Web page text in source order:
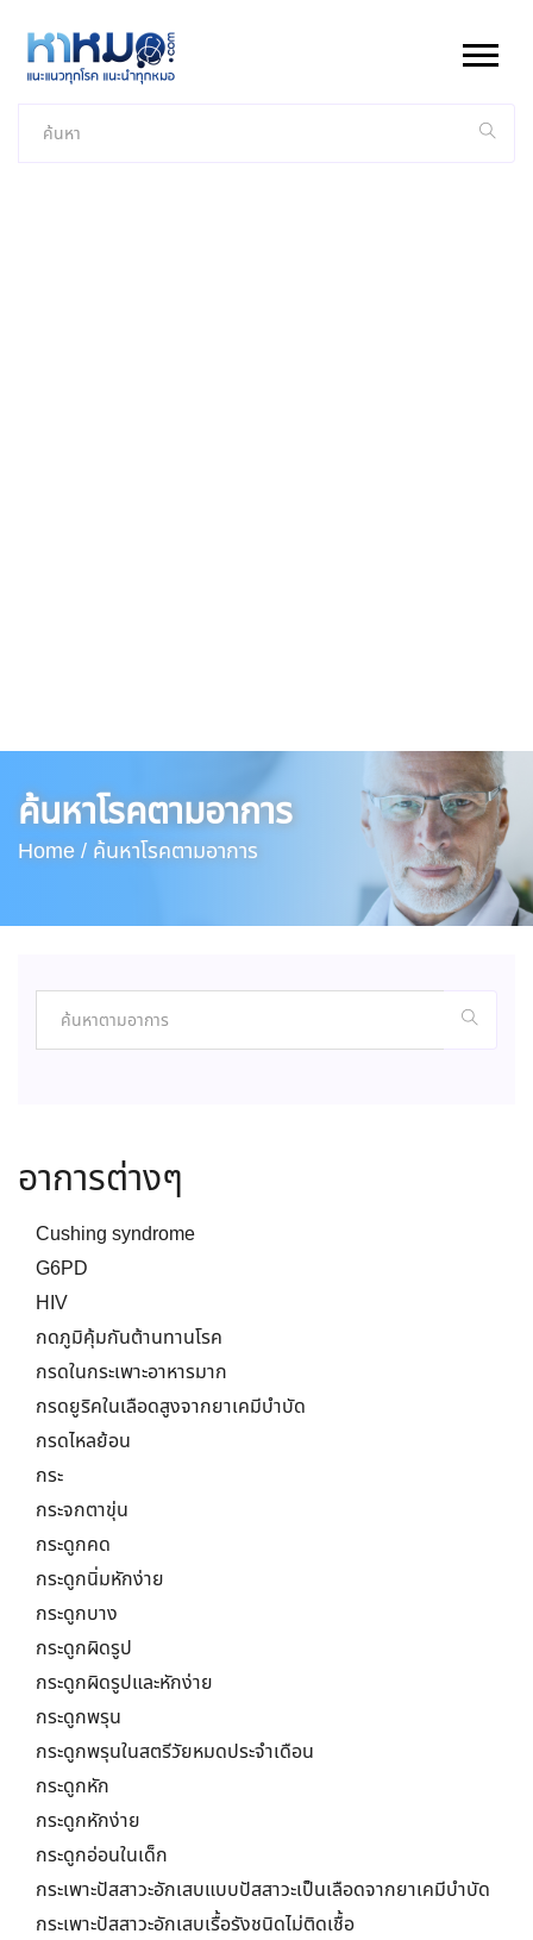
ค้นหาโรคตามอาการ
Home / ค้นหาโรคตามอาการ
อาการต่างๆ
Cushing syndrome
G6PD
HIV
กดภูมิคุ้มกันต้านทานโรค
กรดในกระเพาะอาหารมาก
กรดยูริคในเลือดสูงจากยาเคมีบำบัด
กรดไหลย้อน
กระ
กระจกตาขุ่น
กระดูกคด
กระดูกนิ่มหักง่าย
กระดูกบาง
กระดูกผิดรูป
กระดูกผิดรูปและหักง่าย
กระดูกพรุน
กระดูกพรุนในสตรีวัยหมดประจำเดือน
กระดูกหัก
กระดูกหักง่าย
กระดูกอ่อนในเด็ก
กระเพาะปัสสาวะอักเสบแบบปัสสาวะเป็นเลือดจากยาเคมีบำบัด
กระเพาะปัสสาวะอักเสบเรื้อรังชนิดไม่ติดเชื้อ